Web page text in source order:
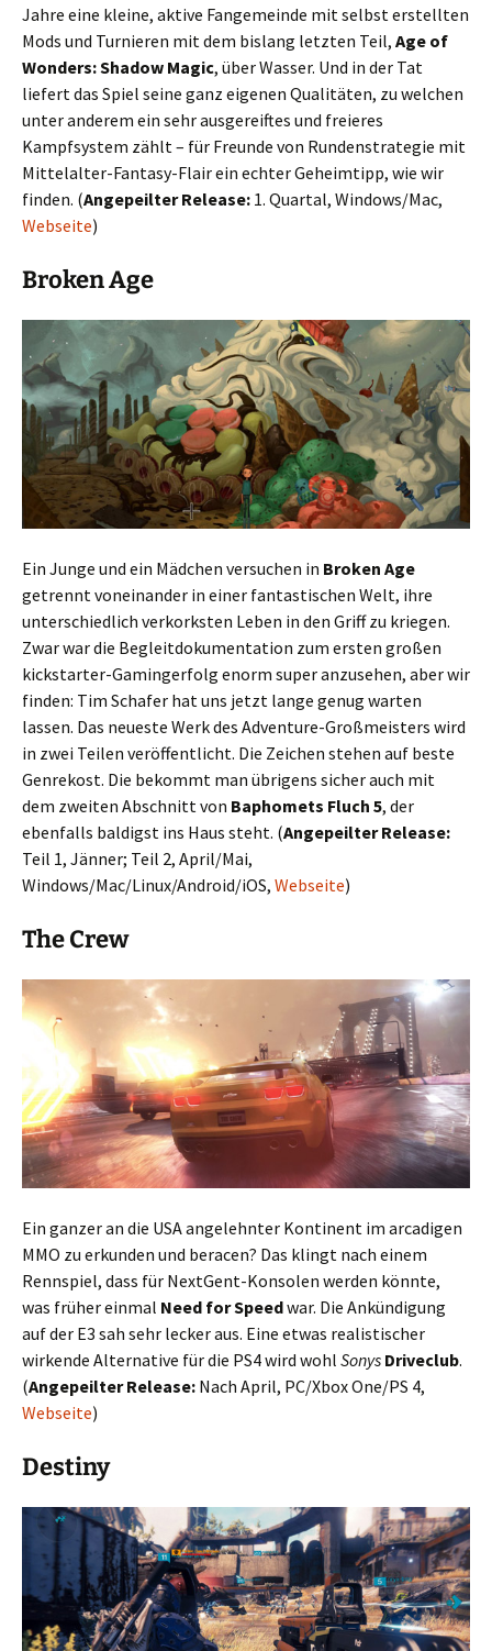
Jahre eine kleine, aktive Fangemeinde mit selbst erstellten
Mods und Turnieren mit dem bislang letzten Teil, Age of
Wonders: Shadow Magic, über Wasser. Und in der Tat
liefert das Spiel seine ganz eigenen Qualitäten, zu welchen
unter anderem ein sehr ausgereiftes und freieres
Kampfsystem zählt – für Freunde von Rundenstrategie mit
Mittelalter-Fantasy-Flair ein echter Geheimtipp, wie wir
finden. (Angepeilter Release: 1. Quartal, Windows/Mac,
Webseite)
Broken Age
Ein Junge und ein Mädchen versuchen in Broken Age
getrennt voneinander in einer fantastischen Welt, ihre
unterschiedlich verkorksten Leben in den Griff zu kriegen.
Zwar war die Begleitdokumentation zum ersten großen
kickstarter-Gamingerfolg enorm super anzusehen, aber wir
finden: Tim Schafer hat uns jetzt lange genug warten
lassen. Das neueste Werk des Adventure-Großmeisters wird
in zwei Teilen veröffentlicht. Die Zeichen stehen auf beste
Genrekost. Die bekommt man übrigens sicher auch mit
dem zweiten Abschnitt von Baphomets Fluch 5, der
ebenfalls baldigst ins Haus steht. (Angepeilter Release:
Teil 1, Jänner; Teil 2, April/Mai,
Windows/Mac/Linux/Android/iOS, Webseite)
The Crew
Ein ganzer an die USA angelehnter Kontinent im arcadigen
MMO zu erkunden und beracen? Das klingt nach einem
Rennspiel, dass für NextGent-Konsolen werden könnte,
was früher einmal Need for Speedwar. Die Ankündigung
auf der E3 sah sehr lecker aus. Eine etwas realistischer
wirkende Alternative für die PS4 wird wohl Sonys Driveclub.
(Angepeilter Release: Nach April, PC/Xbox One/PS 4,
Webseite)
Destiny